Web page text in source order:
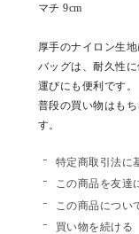
マチ 9cm
厚手のナイロン生
バッグは、耐久性
運びにも便利です。
普段の買い物はも
す。
特定商取引法に
この商品を友達
この商品につい
買い物を続ける